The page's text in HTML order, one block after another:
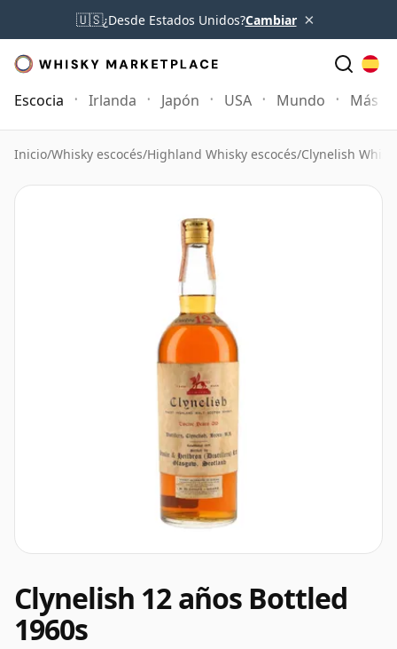
🇺🇸¿Desde Estados Unidos?Cambiar ×
Escocia Irlanda Japón USA Mundo Más
Inicio/Whisky escocés/Highland Whisky escocés/Clynelish
Clynelish 12 años Bottled
1960s